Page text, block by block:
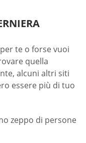
te o forse vuoi
quella
alcuni altri siti
essere più di tuo
zeppo di persone